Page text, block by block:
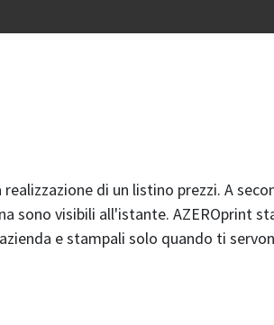
di un listino prezzi. A
sono visibili all'istante. AZEROprint
e stampali solo quando ti